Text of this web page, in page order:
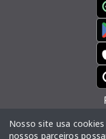
Nosso site usa
nossos parceiros